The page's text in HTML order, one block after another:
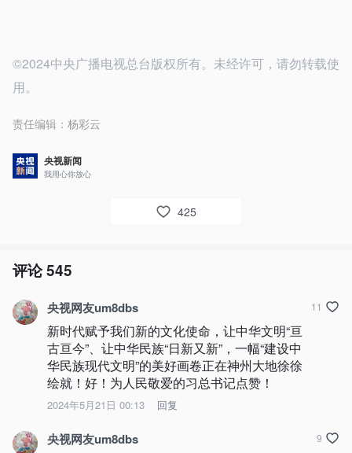
©2024中央广播电视总台版权所有。未经许可，请勿转载使
用。
责任编辑： 杨彩云
央视新闻
我用心你放心
425
评论545
央视网友um8dbs
新时代赋予我们新的文化使命，让中华文明“亘
古亘今”、让中华民族“日新又新”，一幅“建设中
华民族现代文明”的美好画卷正在神州大地徐徐
绘就！好！为人民敬爱的习总书记点赞！
2024年5月21日 00:13 回复
11
央视网友um8dbs 9